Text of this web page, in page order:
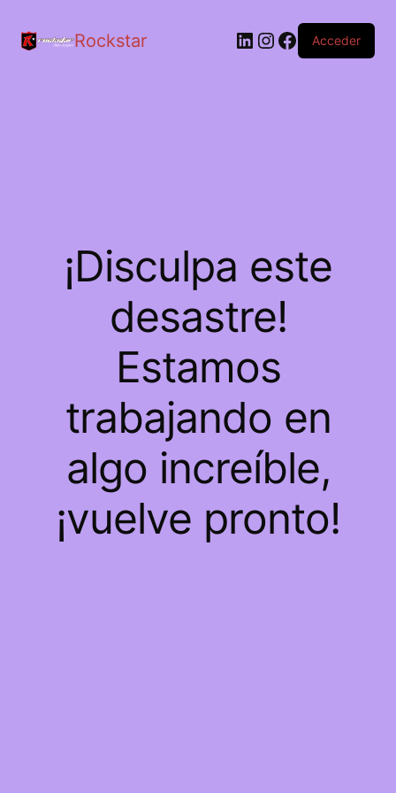
Rockstar LinkedIn
Instagram
Facebook
Acceder
¡Disculpa este
desastre!
Estamos
trabajando en
algo increíble,
¡vuelve pronto!